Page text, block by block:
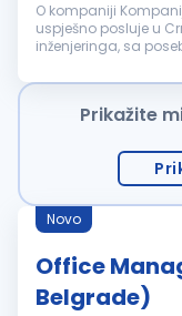
O kompaniji
uspješno posluje u
inženjeringa, sa
izgradili smo
Prikažite
Novo
Office
Belgrade)